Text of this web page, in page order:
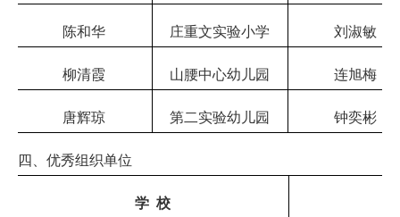
陈和华 庄重文实验小学 刘淑敏
柳清霞 山腰中心幼儿园 连旭梅
唐辉琼 第二实验幼儿园 钟奕彬
四、优秀组织单位
学 校